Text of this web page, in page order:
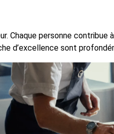
Chaque personne contribue
d’excellence sont